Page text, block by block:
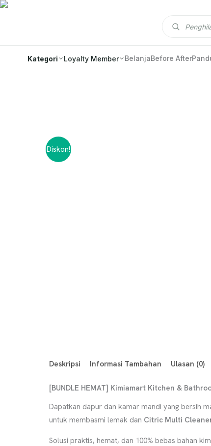
Cari produk
Kategori Loyalty Member BelanjaBefore After
Diskon!
Deskripsi Informasi Tambahan Ulasan (0)
[BUNDLE HEMAT] Kimiamart Kitchen &
Dapatkan dapur dan kamar mandi yang bersih
untuk membasmi lemak dan Citric Multi
Solusi praktis, hemat, dan 100% bebas bahan